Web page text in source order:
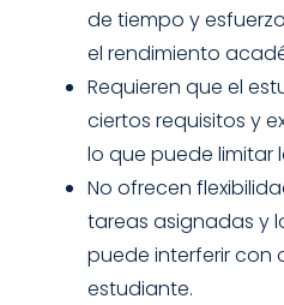
de tiempo y
el rendimiento
Requieren que el
ciertos requisitos y
lo que puede limitar
No ofrecen
tareas asignadas y
puede interferir con
estudiante.